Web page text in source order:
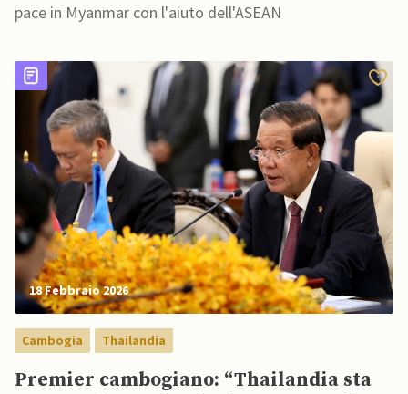
pace in Myanmar con l'aiuto dell'ASEAN
18 Febbraio 2026
Cambogia Thailandia
Premier cambogiano: “Thailandia sta